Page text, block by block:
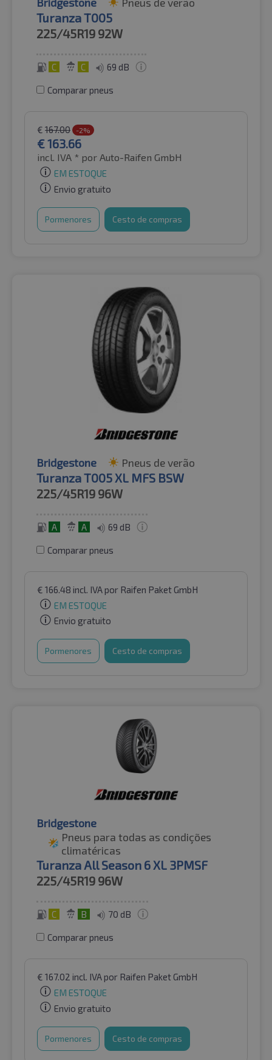
Turanza T005
225/45R19 92W
C C 69 dB
Comparar pneus
€ 167.00 -2%
€163.66
incl. IVA * por Auto-Raifen GmbH
EM ESTOQUE
Envio gratuito
Pormenores Cesto de compras
Bridgestone Pneus de verão
Turanza T005 XL MFS BSW
225/45R19 96W
A A 69 dB
Comparar pneus
€ 166.48 incl. IVApor Raifen Paket GmbH
EM ESTOQUE
Envio gratuito
Pormenores Cesto de compras
Bridgestone
Pneus para todas as condições
climatéricas
Turanza All Season 6 XL 3PMSF
225/45R19 96W
C B 70 dB
Comparar pneus
€ 167.02 incl. IVApor Raifen Paket GmbH
EM ESTOQUE
Envio gratuito
Pormenores Cesto de compras